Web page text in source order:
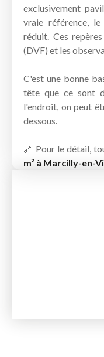
exclusivement
vraie référence,
réduit. Ces
(DVF) et les
C'est une bonne
tête que ce sont
l'endroit, on peut
dessous.
🔗 Pour le détail,
m² à Marcilly-en-